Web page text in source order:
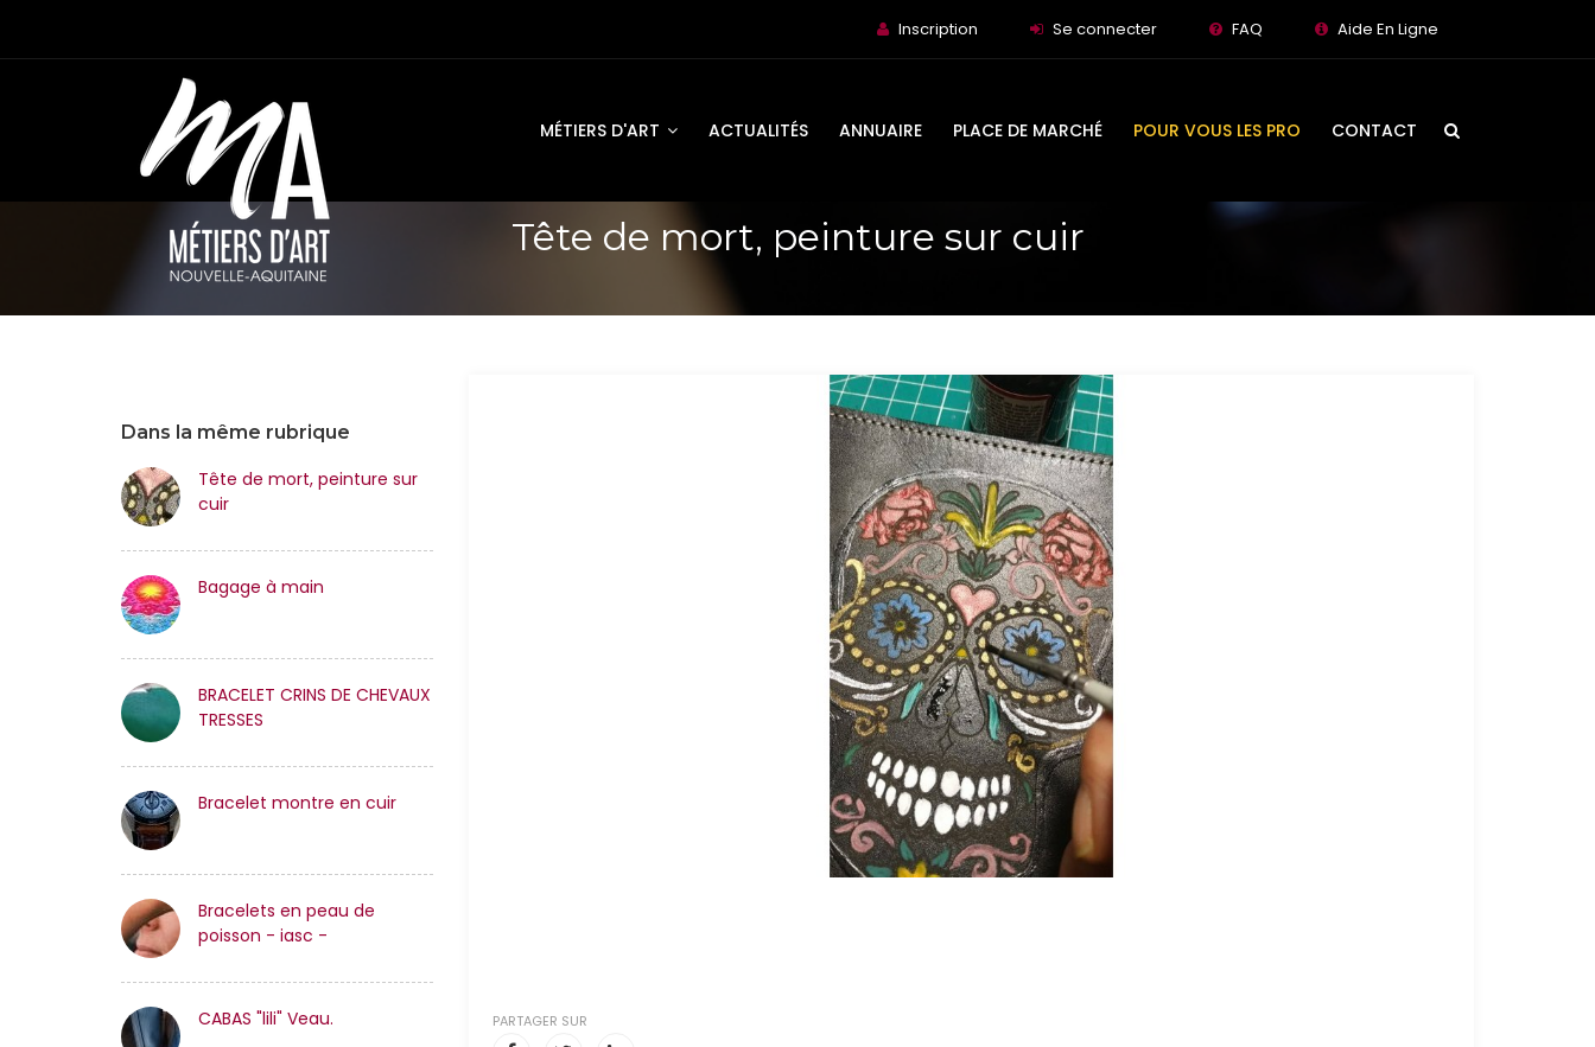
Inscription Se connecter FAQ Aide En Ligne
MÉTIERS D'ART ACTUALITÉS ANNUAIRE PLACE DE MARCHÉ POUR VOUS LES PRO CONTACT
Tête de mort, peinture sur cuir
Dans la même rubrique
Tête de mort, peinture sur
cuir
Bagage à main
BRACELET CRINS DE CHEVAUX
TRESSES
Bracelet montre en cuir
Bracelets en peau de
poisson - iasc -
CABAS "lili" Veau. PARTAGER SUR